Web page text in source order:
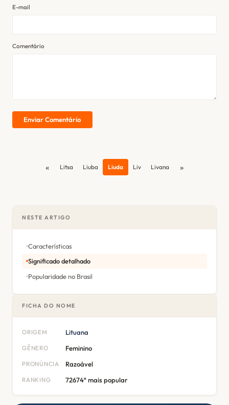
E-mail
Comentário
Enviar Comentário
« Litsa Liuba Liuda Liv Livana »
NESTE ARTIGO
Características
Significado detalhado
Popularidade no Brasil
FICHA DO NOME
ORIGEM Lituana
GÊNERO Feminino
PRONÚNCIA Razoável
RANKING 72674º mais popular